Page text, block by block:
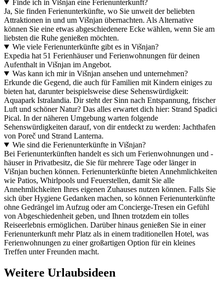
Finde ich in Višnjan eine Ferienunterkunft?
Ja, Sie finden Ferienunterkünfte, wo Sie unweit der beliebten
Attraktionen in und um Višnjan übernachten. Als Alternative
können Sie eine etwas abgeschiedenere Ecke wählen, wenn Sie am
liebsten die Ruhe genießen möchten.
Wie viele Ferienunterkünfte gibt es in Višnjan?
Expedia hat 51 Ferienhäuser und Ferienwohnungen für deinen
Aufenthalt in Višnjan im Angebot.
Was kann ich mir in Višnjan ansehen und unternehmen?
Erkunde die Gegend, die auch für Familien mit Kindern einiges zu
bieten hat, darunter beispielsweise diese Sehenswürdigkeit:
Aquapark Istralandia. Dir steht der Sinn nach Entspannung, frischer
Luft und schöner Natur? Das alles erwartet dich hier: Strand Spadici
Pical. In der näheren Umgebung warten folgende
Sehenswürdigkeiten darauf, von dir entdeckt zu werden: Jachthafen
von Poreč und Strand Lanterna.
Wie sind die Ferienunterkünfte in Višnjan?
Bei Ferienunterkünften handelt es sich um Ferienwohnungen und -
häuser in Privatbesitz, die Sie für mehrere Tage oder länger in
Višnjan buchen können. Ferienunterkünfte bieten Annehmlichkeiten
wie Patios, Whirlpools und Feuerstellen, damit Sie alle
Annehmlichkeiten Ihres eigenen Zuhauses nutzen können. Falls Sie
sich über Hygiene Gedanken machen, so können Ferienunterkünfte
ohne Gedrängel im Aufzug oder am Concierge-Tresen ein Gefühl
von Abgeschiedenheit geben, und Ihnen trotzdem ein tolles
Reiseerlebnis ermöglichen. Darüber hinaus genießen Sie in einer
Ferienunterkunft mehr Platz als in einem traditionellen Hotel, was
Ferienwohnungen zu einer großartigen Option für ein kleines
Treffen unter Freunden macht.
Weitere Urlaubsideen